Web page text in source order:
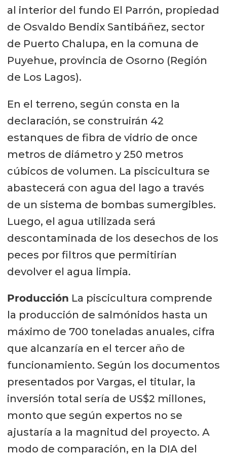
al interior del fundo El Parrón, propiedad
de Osvaldo Bendix Santibáñez, sector
de Puerto Chalupa, en la comuna de
Puyehue, provincia de Osorno (Región
de Los Lagos).
En el terreno, según consta en la
declaración, se construirán 42
estanques de fibra de vidrio de once
metros de diámetro y 250 metros
cúbicos de volumen. La piscicultura se
abastecerá con agua del lago a través
de un sistema de bombas sumergibles.
Luego, el agua utilizada será
descontaminada de los desechos de los
peces por filtros que permitirían
devolver el agua limpia.
Producción La piscicultura comprende
la producción de salmónidos hasta un
máximo de 700 toneladas anuales, cifra
que alcanzaría en el tercer año de
funcionamiento. Según los documentos
presentados por Vargas, el titular, la
inversión total sería de US$2 millones,
monto que según expertos no se
ajustaría a la magnitud del proyecto. A
modo de comparación, en la DIA del